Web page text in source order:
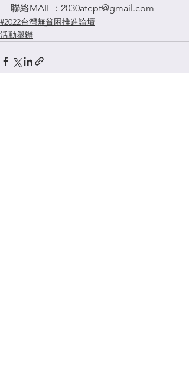
聯絡MAIL：2030atept@gmail.com
#2022台灣無貧困推進論壇
活動舉辦